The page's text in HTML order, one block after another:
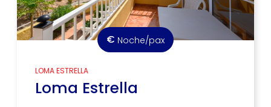
€ Noche/pax
LOMA ESTRELLA
Loma Estrella